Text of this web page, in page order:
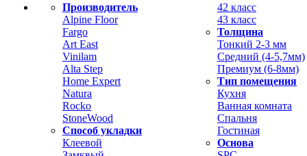
Производитель
Alpine Floor
Fargo
Art East
Vinilam
Alta Step
Home Expert
Natura
Rocko
StoneWood
Способ укладки
Клеевой
42 класс
43 класс
Толщина
Тонкий 2-3 мм
Средний (4-5,7мм)
Премиум (6-8мм)
Тип помещения
Кухня
Ванная комната
Спальня
Гостиная
Основа